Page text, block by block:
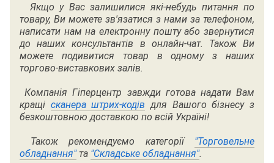
Якщо у Вас залишилися які-небудь питання по
товару, Ви можете зв'язатися з нами за телефоном,
написати нам на електронну пошту або звернутися
до наших консультантів в онлайн-чат. Також Ви
можете подивитися товар в одному з наших
торгово-виставкових залів.
Компанія Гіперцентр завжди готова надати Вам
кращі сканера штрих-кодів для Вашого бізнесу з
безкоштовною доставкою по всій Україні!
Також рекомендуємо категорії "Торговельне
обладнання"та "Складське обладнання".